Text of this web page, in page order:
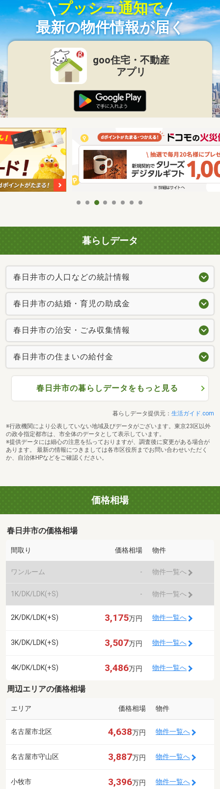
プッシュ通知で
最新の物件情報が届く
goo住宅・不動産
アプリ
暮らしデータ
春日井市の人口などの統計情報
春日井市の結婚・育児の助成金
春日井市の治安・ごみ収集情報
春日井市の住まいの給付金
春日井市の暮らしデータをもっと見る
暮らしデータ提供元： 生活ガイド.com
※行政機関により公表していない地域及びデータがございます。東京23区以外
の政令指定都市は、市全体のデータとして表示しています。
※提供データには細心の注意を払っておりますが、調査後に変更がある場合が
あります。 最新の情報につきましては各市区役所までお問い合わせいただく
か、自治体HPなどをご確認ください。
価格相場
春日井市の価格相場
間取り 価格相場 物件
ワンルーム - 物件一覧へ
1K/DK/LDK(+S) - 物件一覧へ
2K/DK/LDK(+S) 3,175万円 物件一覧へ
3K/DK/LDK(+S) 3,507万円 物件一覧へ
4K/DK/LDK(+S) 3,486万円 物件一覧へ
周辺エリアの価格相場
エリア 価格相場 物件
名古屋市北区 4,638万円 物件一覧へ
名古屋市守山区 3,887万円 物件一覧へ
小牧市 3,396万円 物件一覧へ